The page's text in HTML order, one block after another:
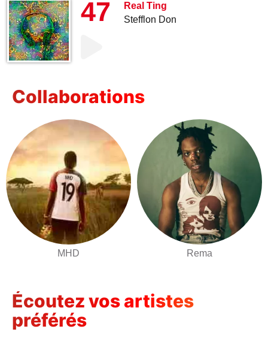
47
Real Ting
Stefflon Don
Collaborations
MHD Rema
Écoutez vos artistes
préférés